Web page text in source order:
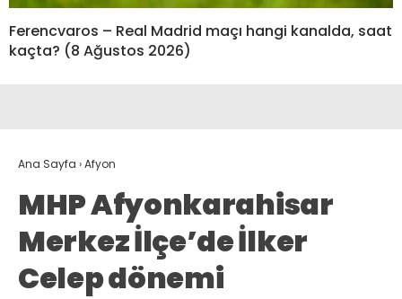
Ferencvaros – Real Madrid maçı hangi kanalda, saat
kaçta? (8 Ağustos 2026)
Ana Sayfa ›Afyon
MHP Afyonkarahisar
Merkez İlçe’de İlker
Celep dönemi